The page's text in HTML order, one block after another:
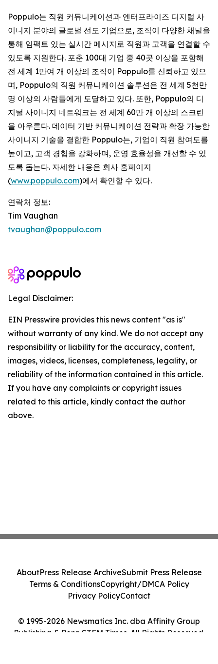
Poppulo는 직원 커뮤니케이션과 엔터프라이즈 디지털 사
이니지 분야의 글로벌 선도 기업으로, 조직이 다양한 채널을
통해 임팩트 있는 실시간 메시지로 직원과 고객을 연결할 수
있도록 지원한다. 포춘 100대 기업 중 40곳 이상을 포함해
전 세계 1만여 개 이상의 조직이 Poppulo를 신뢰하고 있으
며, Poppulo의 직원 커뮤니케이션 솔루션은 전 세계 5천만
명 이상의 사람들에게 도달하고 있다. 또한, Poppulo의 디
지털 사이니지 네트워크는 전 세계 60만 개 이상의 스크린
을 아우른다. 데이터 기반 커뮤니케이션 전략과 확장 가능한
사이니지 기술을 결합한 Poppulo는, 기업이 직원 참여도를
높이고, 고객 경험을 강화하며, 운영 효율성을 개선할 수 있
도록 돕는다. 자세한 내용은 회사 홈페이지
(www.poppulo.com)에서 확인할 수 있다.
연락처 정보:
Tim Vaughan
tvaughan@poppulo.com
Legal Disclaimer:
EIN Presswire provides this news content "as is"
without warranty of any kind. We do not accept any
responsibility or liability for the accuracy, content,
images, videos, licenses, completeness, legality, or
reliability of the information contained in this article.
If you have any complaints or copyright issues
related to this article, kindly contact the author
above.
© 1995-2026 Newsmatics Inc. dba Affinity Group
Publishing & Penn STEM Times. All Rights Reserved.
AboutPress Release ArchiveSubmit Press Release
Terms & ConditionsCopyright/DMCA Policy
Privacy PolicyContact